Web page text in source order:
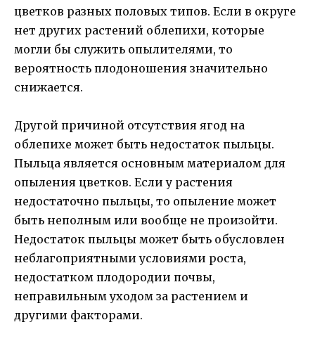
цветков разных половых типов. Если в округе
нет других растений облепихи, которые
могли бы служить опылителями, то
вероятность плодоношения значительно
снижается.
Другой причиной отсутствия ягод на
облепихе может быть недостаток пыльцы.
Пыльца является основным материалом для
опыления цветков. Если у растения
недостаточно пыльцы, то опыление может
быть неполным или вообще не произойти.
Недостаток пыльцы может быть обусловлен
неблагоприятными условиями роста,
недостатком плодородии почвы,
неправильным уходом за растением и
другими факторами.